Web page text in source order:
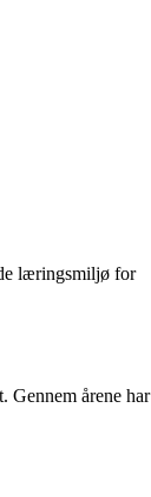
læringsmiljø for
Gennem årene har